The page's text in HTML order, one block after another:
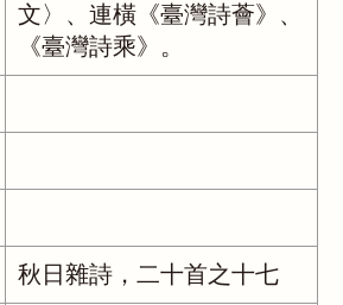
文〉、連橫《臺灣詩薈》、
《臺灣詩乘》。
秋日雜詩，二十首之十七